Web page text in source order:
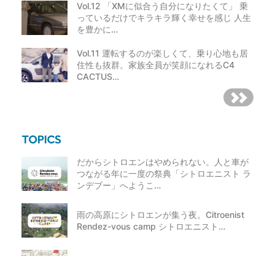
Vol.12 「XMに似合う自分になりたくて」 乗
っているだけでキラキラ輝く幸せを感じ 人生
を豊かに…
Vol.11 運転するのが楽しくて、乗り心地も居
住性も抜群。家族全員が笑顔になれるC4
CACTUS…
だからシトロエンはやめられない。人と車が
つながる年に一度の祭典「シトロエニスト ラ
ンデブー」へようこ…
雨の高原にシトロエンが集う夜。Citroenist
Rendez-vous camp シトロエニスト…